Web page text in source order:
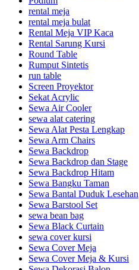
rental meja
rental meja bulat
Rental Meja VIP Kaca
Rental Sarung Kursi
Round Table
Rumput Sintetis
run table
Screen Proyektor
Sekat Acrylic
Sewa Air Cooler
sewa alat catering
Sewa Alat Pesta Lengkap
Sewa Arm Chairs
Sewa Backdrop
Sewa Backdrop dan Stage
Sewa Backdrop Hitam
Sewa Bangku Taman
Sewa Bantal Duduk Lesehan
Sewa Barstool Set
sewa bean bag
Sewa Black Curtain
sewa cover kursi
Sewa Cover Meja
Sewa Cover Meja & Kursi